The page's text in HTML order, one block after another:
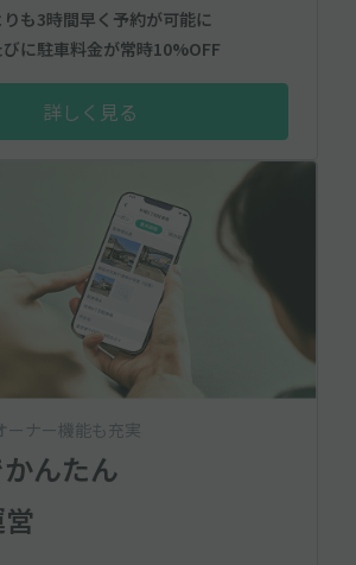
も3時間早く予約が可能に
に駐車料金が常時10%OFF
詳しく見る
ナー機能も充実
んたん